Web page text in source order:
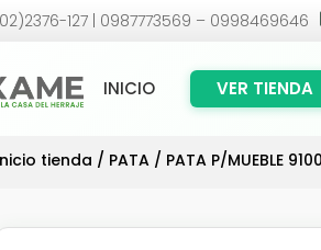
127 | 0987773569 – 0998469646
INICIO VER TIENDA
tienda / PATA / PATA P/MUEBLE